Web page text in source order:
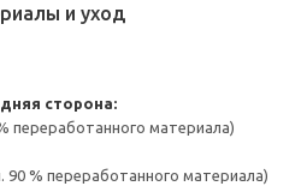
и уход
сторона:
переработанного материала)
90 % переработанного материала)